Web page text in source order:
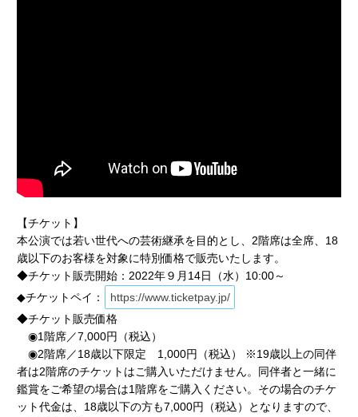
【チケット】
本公演では若い世代への芸術継承を目的とし、2階席は全席、18
歳以下のお客様を対象に特別価格で販売いたします。
◆チケット販売開始：2022年９月14日（水）10:00～
◆チケットペイ：
https://www.ticketpay.jp/
◆チケット販売価格
◉1階席／7,000円（税込）
◉2階席／18歳以下限定 1,000円（税込） ※19歳以上の同伴
者は2階席のチケットはご購入いただけません。同伴者と一緒に
鑑賞をご希望の場合は1階席をご購入ください。その場合のチケ
ット代金は、18歳以下の方も7,000円（税込）となりますので、